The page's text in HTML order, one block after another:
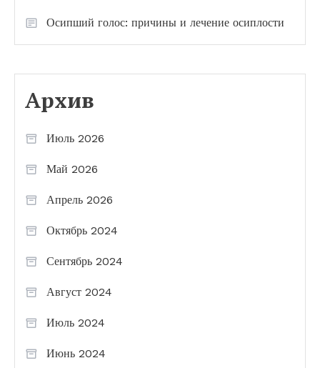
Осипший голос: причины и лечение осиплости
Архив
Июль 2026
Май 2026
Апрель 2026
Октябрь 2024
Сентябрь 2024
Август 2024
Июль 2024
Июнь 2024